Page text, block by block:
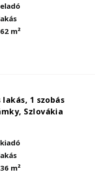
eladó
62 m²
lakás, 1 szobás
Szlovákia
kiadó
36 m²